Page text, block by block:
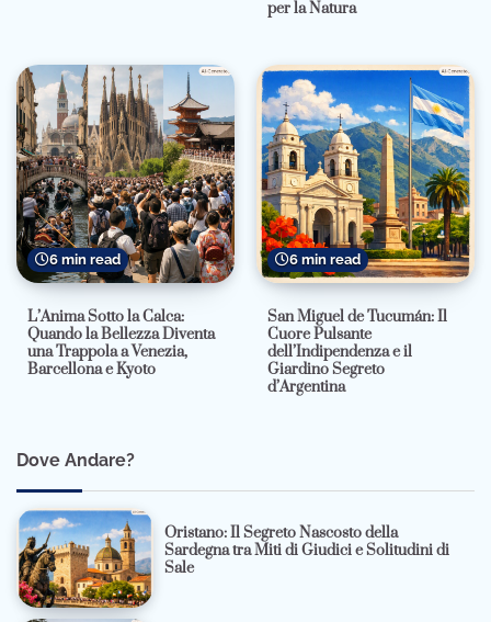
per la Natura
6 min read
L’Anima Sotto la Calca:
Quando la Bellezza Diventa
una Trappola a Venezia,
Barcellona e Kyoto
6 min read
San Miguel de Tucumán: Il
Cuore Pulsante
dell’Indipendenza e il
Giardino Segreto
d’Argentina
Dove Andare?
Oristano: Il Segreto Nascosto della
Sardegna tra Miti di Giudici e Solitudini di
Sale